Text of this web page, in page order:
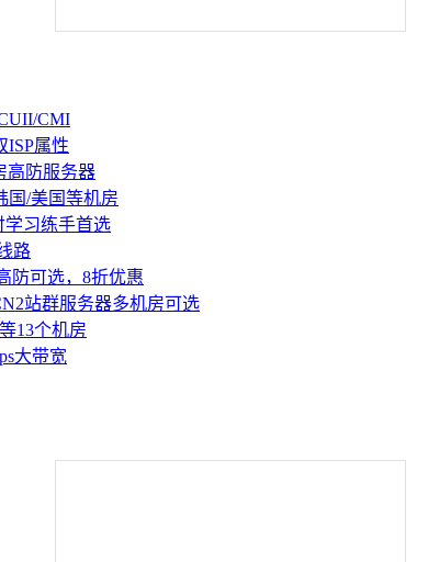
CMI
ISP属性
高防服务器
国/美国等机房
学习练手首选
路
防可选，8折优惠
站群服务器多机房可选
13个机房
大带宽